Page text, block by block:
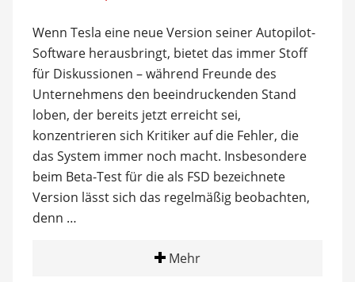
Wenn Tesla eine neue Version seiner Autopilot-
Software herausbringt, bietet das immer Stoff
für Diskussionen – während Freunde des
Unternehmens den beeindruckenden Stand
loben, der bereits jetzt erreicht sei,
konzentrieren sich Kritiker auf die Fehler, die
das System immer noch macht. Insbesondere
beim Beta-Test für die als FSD bezeichnete
Version lässt sich das regelmäßig beobachten,
denn …
Mehr